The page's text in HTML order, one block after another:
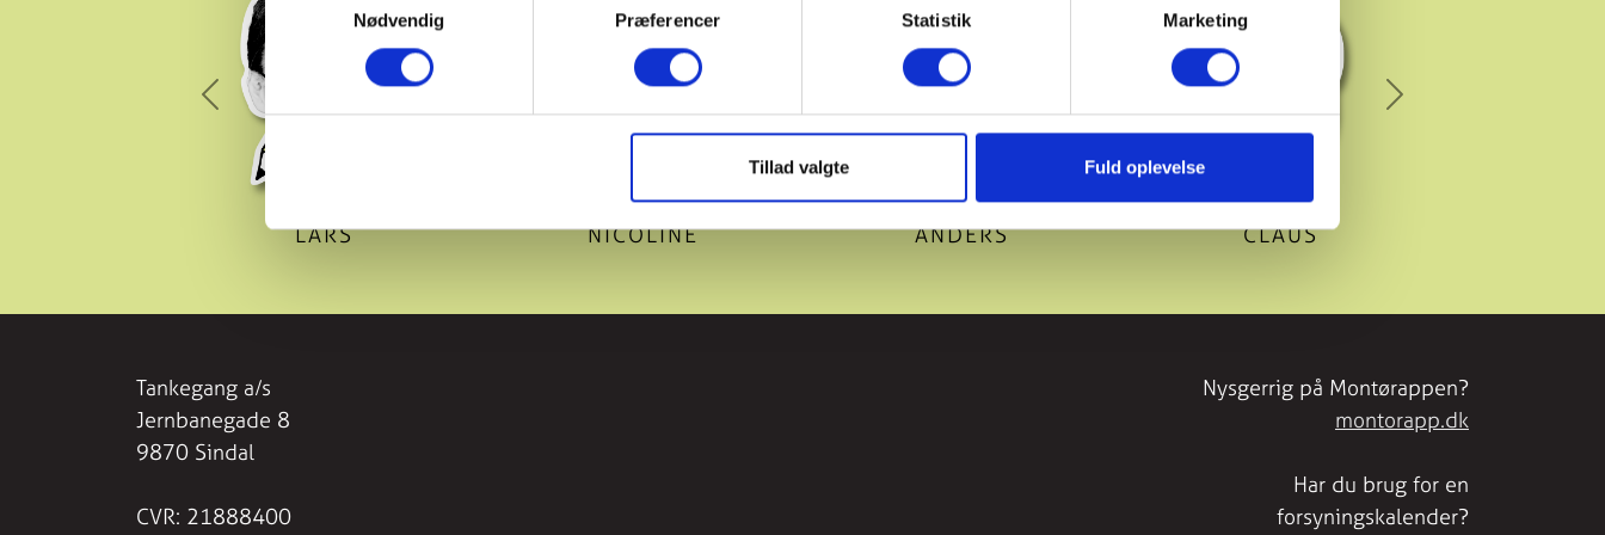
Nødvendig
Præferencer Statistik Marketing
Tillad valgte Fuld oplevelse
LARS NICOLINE ANDERS CLAUS
Previous Next
Tankegang a/s
Jernbanegade 8
9870 Sindal
CVR: 21888400
Nysgerrig på Montørappen?
montorapp.dk
Har du brug for en
forsyningskalender?